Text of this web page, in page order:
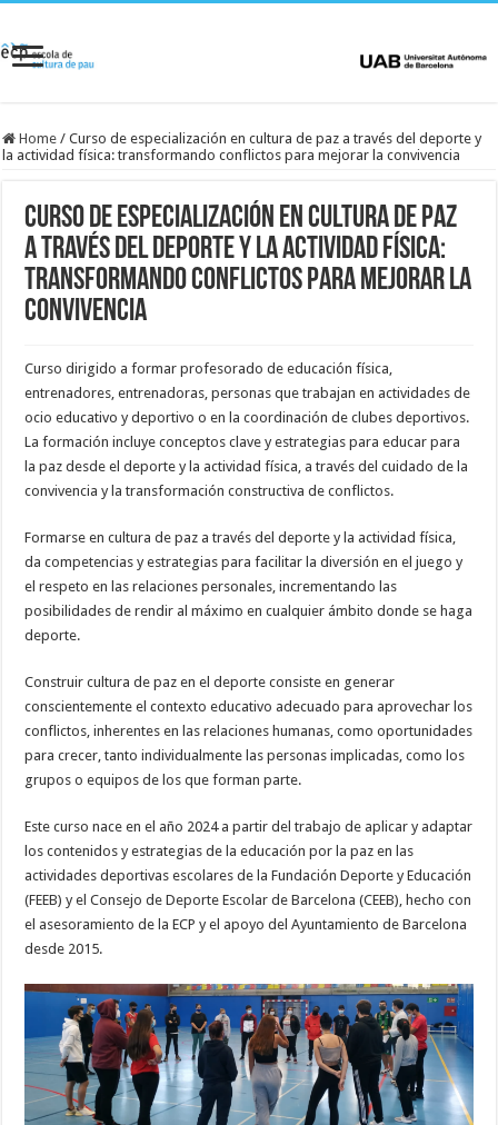
Home / Curso de especialización en cultura de paz a través del deporte y
la actividad física: transformando conflictos para mejorar la convivencia
Curso de especialización en cultura de paz
a través del deporte y la actividad física:
transformando conflictos para mejorar la
convivencia
Curso dirigido a formar profesorado de educación física,
entrenadores, entrenadoras, personas que trabajan en actividades de
ocio educativo y deportivo o en la coordinación de clubes deportivos.
La formación incluye conceptos clave y estrategias para educar para
la paz desde el deporte y la actividad física, a través del cuidado de la
convivencia y la transformación constructiva de conflictos.
Formarse en cultura de paz a través del deporte y la actividad física,
da competencias y estrategias para facilitar la diversión en el juego y
el respeto en las relaciones personales, incrementando las
posibilidades de rendir al máximo en cualquier ámbito donde se haga
deporte.
Construir cultura de paz en el deporte consiste en generar
conscientemente el contexto educativo adecuado para aprovechar los
conflictos, inherentes en las relaciones humanas, como oportunidades
para crecer, tanto individualmente las personas implicadas, como los
grupos o equipos de los que forman parte.
Este curso nace en el año 2024 a partir del trabajo de aplicar y adaptar
los contenidos y estrategias de la educación por la paz en las
actividades deportivas escolares de la Fundación Deporte y Educación
(FEEB) y el Consejo de Deporte Escolar de Barcelona (CEEB), hecho con
el asesoramiento de la ECP y el apoyo del Ayuntamiento de Barcelona
desde 2015.